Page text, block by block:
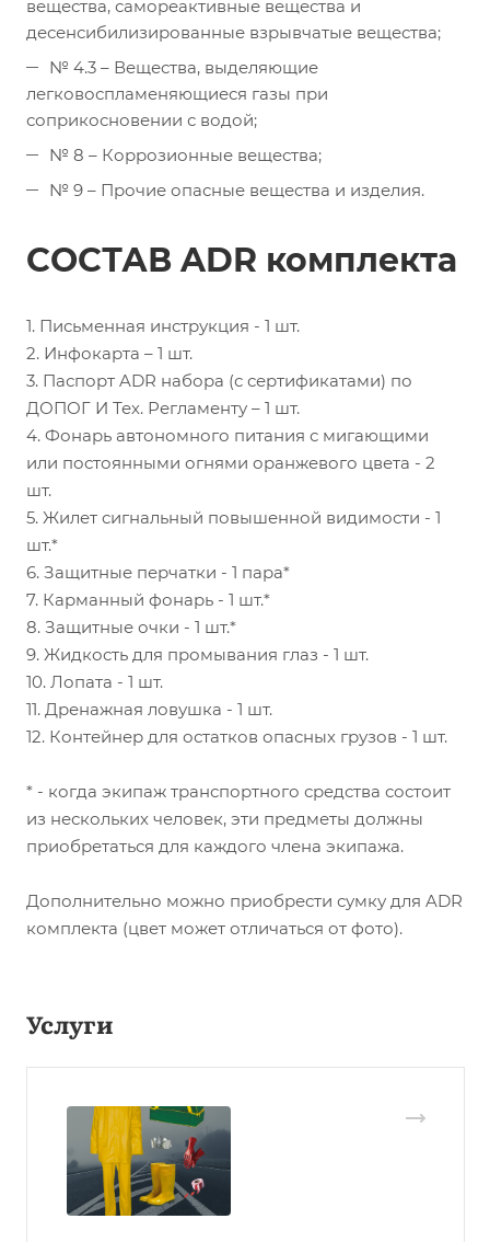
вещества, самореактивные вещества и
десенсибилизированные взрывчатые вещества;
№ 4.3 – Вещества, выделяющие
легковоспламеняющиеся газы при
соприкосновении с водой;
№ 8 – Коррозионные вещества;
№ 9 – Прочие опасные вещества и изделия.
СОСТАВ ADR комплекта
1. Письменная инструкция - 1 шт.
2. Инфокарта – 1 шт.
3. Паспорт ADR набора (с сертификатами) по
ДОПОГ И Тех. Регламенту – 1 шт.
4. Фонарь автономного питания с мигающими
или постоянными огнями оранжевого цвета - 2
шт.
5. Жилет сигнальный повышенной видимости - 1
шт.*
6. Защитные перчатки - 1 пара*
7. Карманный фонарь - 1 шт.*
8. Защитные очки - 1 шт.*
9. Жидкость для промывания глаз - 1 шт.
10. Лопата - 1 шт.
11. Дренажная ловушка - 1 шт.
12. Контейнер для остатков опасных грузов - 1 шт.
* - когда экипаж транспортного средства состоит
из нескольких человек, эти предметы должны
приобретаться для каждого члена экипажа.
Дополнительно можно приобрести сумку для ADR
комплекта (цвет может отличаться от фото).
Услуги